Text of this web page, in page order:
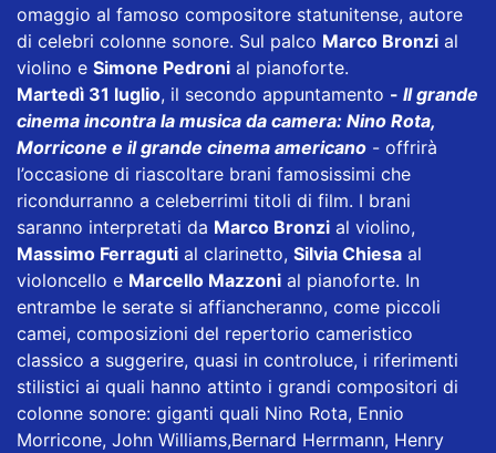
omaggio al famoso compositore statunitense, autore
di celebri colonne sonore. Sul palco Marco Bronzi al
violino e Simone Pedroni al pianoforte.
Martedì 31 luglio, il secondo appuntamento - Il grande
cinema incontra la musica da camera: Nino Rota,
Morricone e il grande cinema americano - offrirà
l’occasione di riascoltare brani famosissimi che
ricondurranno a celeberrimi titoli di film. I brani
saranno interpretati da Marco Bronzi al violino,
Massimo Ferraguti al clarinetto, Silvia Chiesa al
violoncello e Marcello Mazzoni al pianoforte. In
entrambe le serate si affiancheranno, come piccoli
camei, composizioni del repertorio cameristico
classico a suggerire, quasi in controluce, i riferimenti
stilistici ai quali hanno attinto i grandi compositori di
colonne sonore: giganti quali Nino Rota, Ennio
Morricone, John Williams,Bernard Herrmann, Henry